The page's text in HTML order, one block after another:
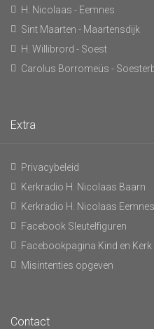
H. Nicolaas - Eemnes
Sint Maarten - Maartensdijk
H. Willibrord - Soest
Carolus Borromeüs -
Extra
Privacybeleid
Kerkradio H. Nicolaas Baarn
Kerkradio H. Nicolaas Eemnes
Facebook Sleutelfiguren
Facebookpagina Kind en Kerk
Misintenties opgeven
Contact